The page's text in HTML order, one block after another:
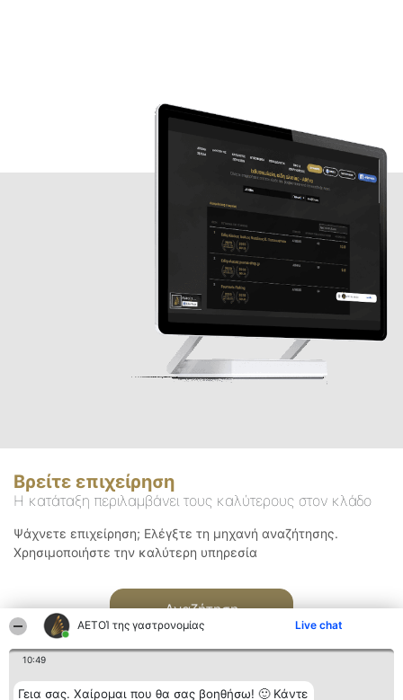
ΑΕΤΟΊ της γαστρονομίας Live chat
10:49
Γεια σας. Χαίρομαι που θα σας βοηθήσω! 🙂 Κάντε
Βρείτε επιχείρηση
Η κατάταξη περιλαμβάνει τους καλύτερους στον κλάδο
Ψάχνετε επιχείρηση; Ελέγξτε τη μηχανή αναζήτησης.
Χρησιμοποιήστε την καλύτερη υπηρεσία
Αναζήτηση